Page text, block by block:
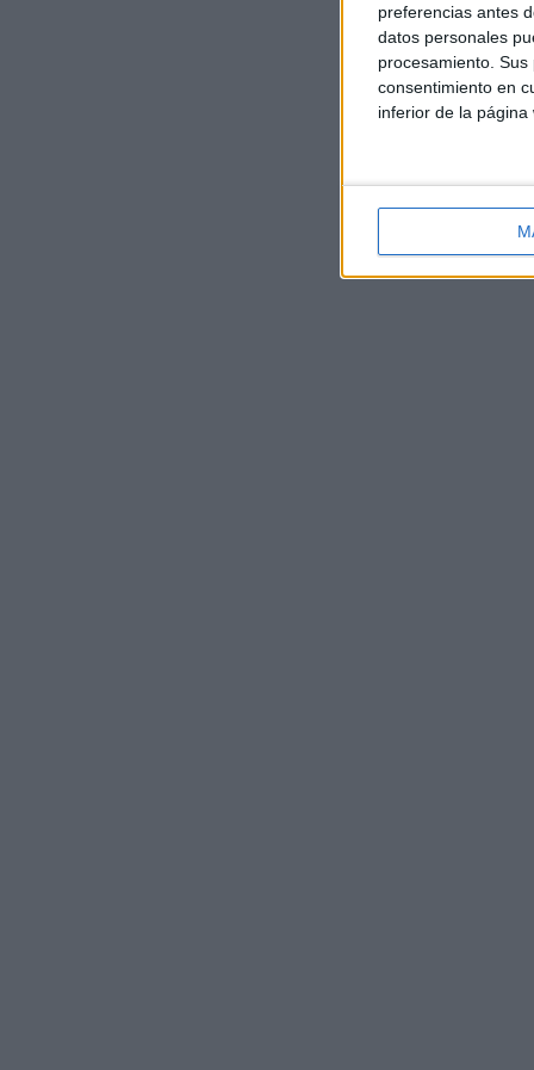
preferencias antes
datos personales
procesamiento.
consentimiento en
inferior de la página